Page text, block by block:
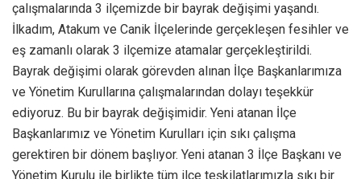
çalışmalarında 3 ilçemizde bir bayrak değişimi yaşandı.
İlkadım, Atakum ve Canik İlçelerinde gerçekleşen fesihler ve
eş zamanlı olarak 3 ilçemize atamalar gerçekleştirildi.
Bayrak değişimi olarak görevden alınan İlçe Başkanlarımıza
ve Yönetim Kurullarına çalışmalarından dolayı teşekkür
ediyoruz. Bu bir bayrak değişimidir. Yeni atanan İlçe
Başkanlarımız ve Yönetim Kurulları için sıkı çalışma
gerektiren bir dönem başlıyor. Yeni atanan 3 İlçe Başkanı ve
Yönetim Kurulu ile birlikte tüm ilçe teşkilatlarımızla sıkı bir